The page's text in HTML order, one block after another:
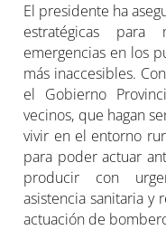
El presidente ha
estratégicas
emergencias en los
más inaccesibles.
el Gobierno
vecinos, que hagan
vivir en el entorno
para poder actuar
producir con
asistencia sanitaria y
actuación de